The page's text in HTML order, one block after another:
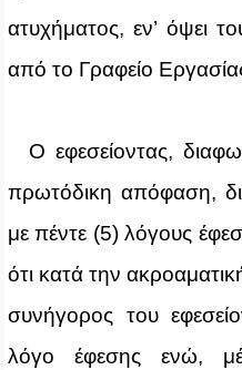
ατυχήματος, εν’ όψει
από το Γραφείο
Ο εφεσείοντας,
πρωτόδικη απόφαση,
με πέντε (5) λόγους
ότι κατά την
συνήγορος του
λόγο έφεσης ενώ,